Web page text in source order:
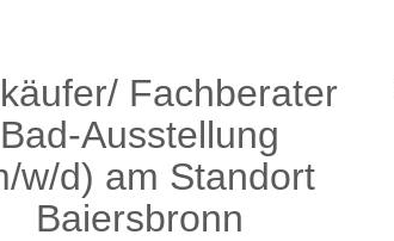
Fachberater
Bad-Ausstellung
w/d) am Standort
Baiersbronn